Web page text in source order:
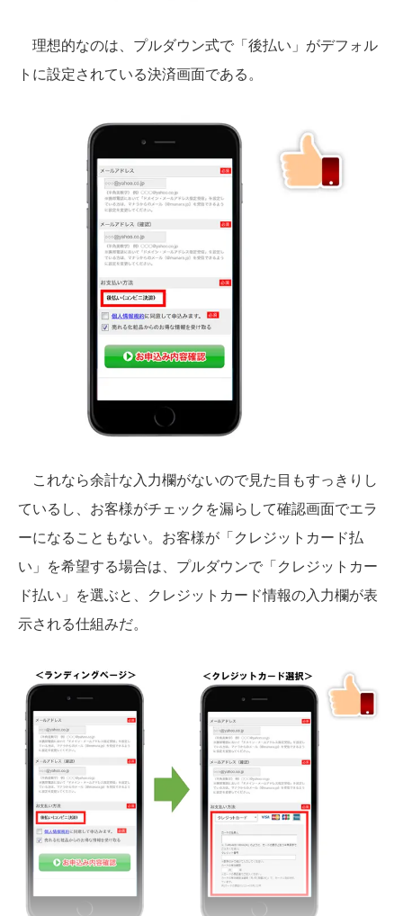
理想的なのは、プルダウン式で「後払い」がデフォル
トに設定されている決済画面である。
これなら余計な入力欄がないので見た目もすっきりし
ているし、お客様がチェックを漏らして確認画面でエラ
ーになることもない。お客様が「クレジットカード払
い」を希望する場合は、プルダウンで「クレジットカー
ド払い」を選ぶと、クレジットカード情報の入力欄が表
示される仕組みだ。